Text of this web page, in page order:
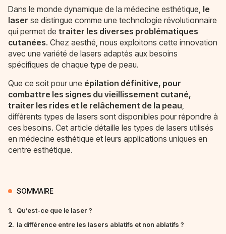
Dans le monde dynamique de la médecine esthétique, le
laser se distingue comme une technologie révolutionnaire
qui permet de traiter les diverses problématiques
cutanées. Chez aesthé, nous exploitons cette innovation
avec une variété de lasers adaptés aux besoins
spécifiques de chaque type de peau.
Que ce soit pour une épilation définitive, pour
combattre les signes du vieillissement cutané,
traiter les rides et le relâchement de la peau,
différents types de lasers sont disponibles pour répondre à
ces besoins. Cet article détaille les types de lasers utilisés
en médecine esthétique et leurs applications uniques en
centre esthétique.
SOMMAIRE
1.
Qu’est-ce que le laser ?
2. la différence entre les lasers ablatifs et non ablatifs ?